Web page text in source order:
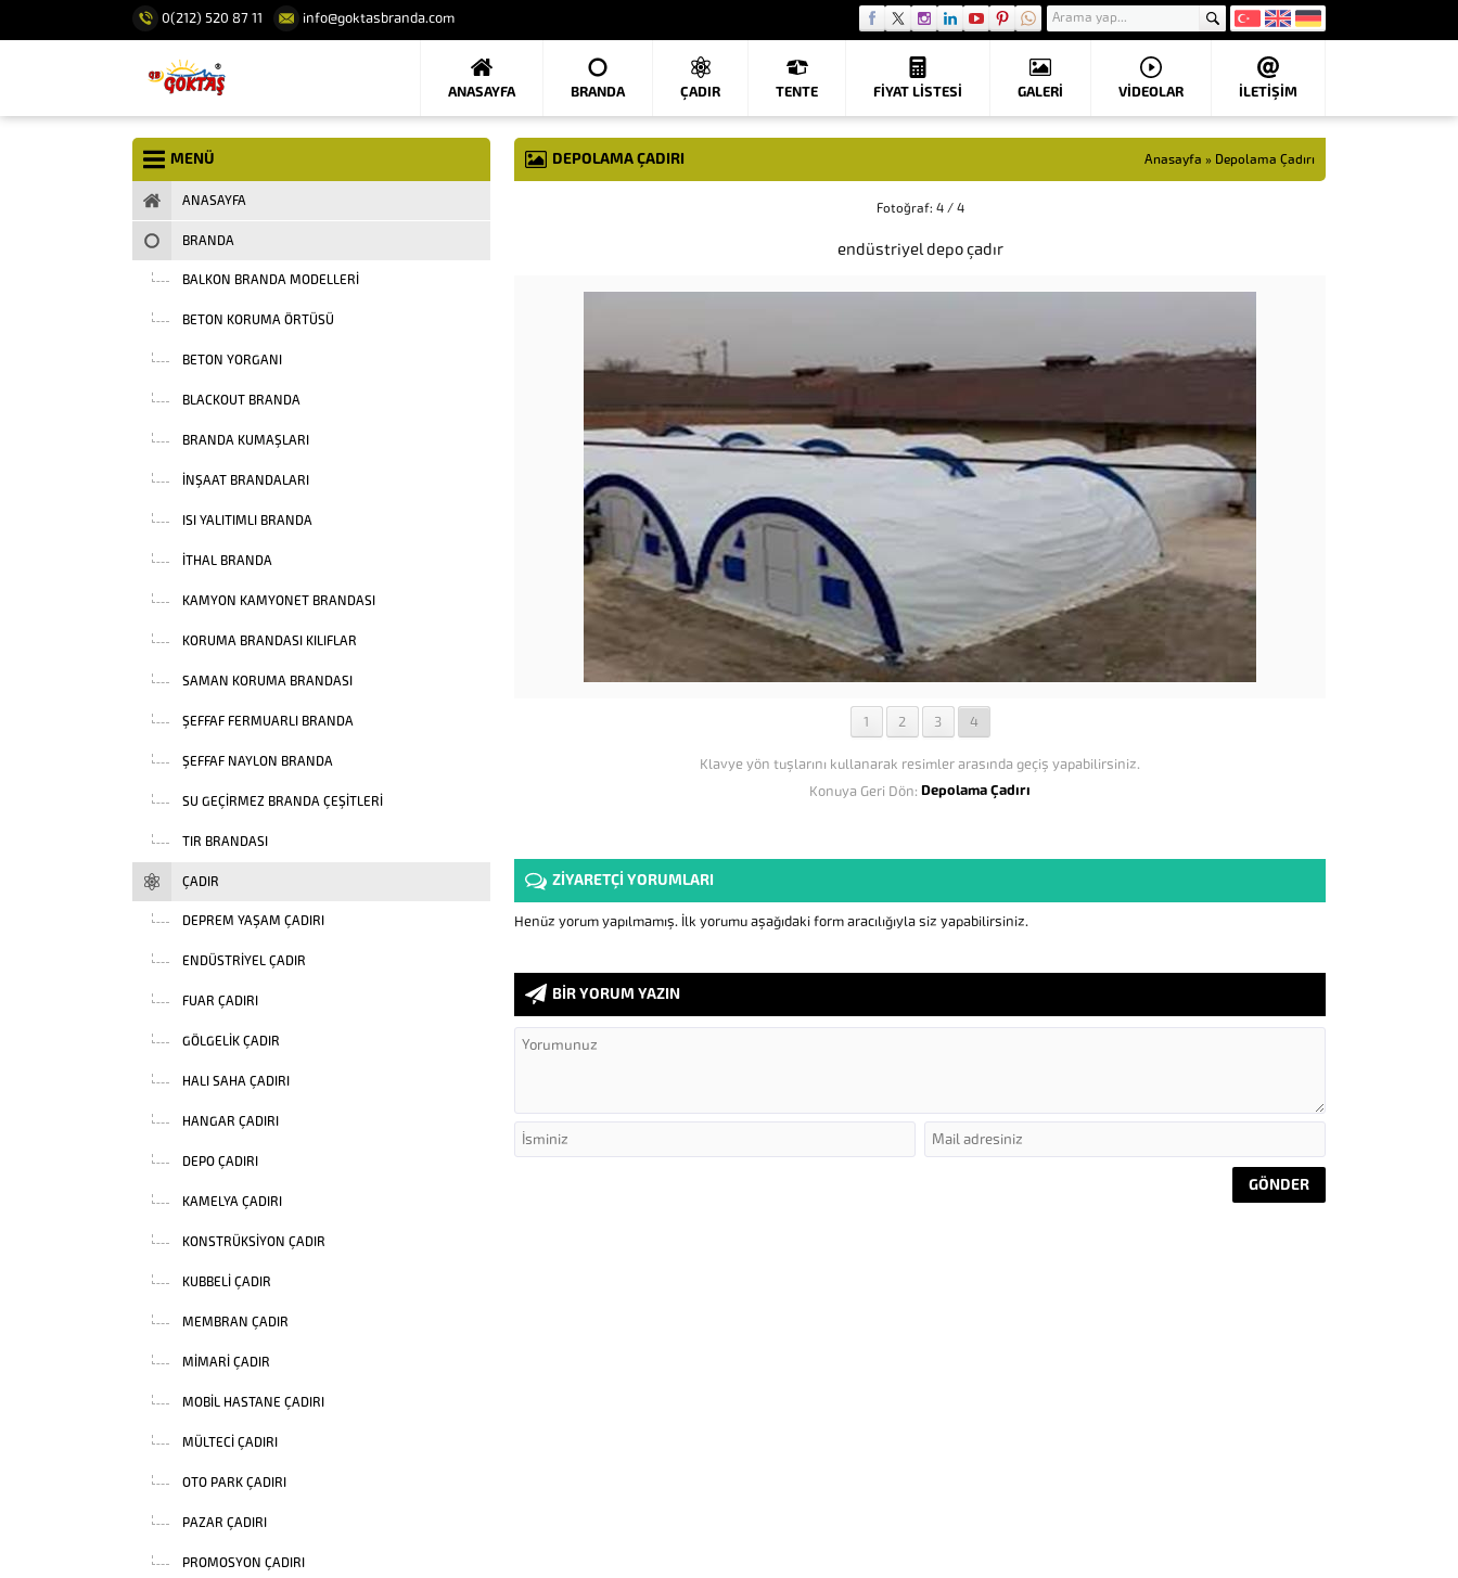
0(212) 520 87 11 info@goktasbranda.com
ANASAYFA BRANDA ÇADIR TENTE FIYAT LISTESI GALERİ VIDEOLAR İLETİŞİM
DEPOLAMA ÇADIRI Anasayfa » Depolama Çadırı
Fotoğraf: 4 / 4
endüstriyel depo çadır
1 2 3 4
Klavye yön tuşlarını kullanarak resimler arasında geçiş yapabilirsiniz.
Konuya Geri Dön: Depolama Çadırı
ZİYARETÇİ YORUMLARI
Henüz yorum yapılmamış. İlk yorumu aşağıdaki form aracılığıyla siz yapabilirsiniz.
BİR YORUM YAZIN
MENÜ
ANASAYFA
BRANDA
BALKON BRANDA MODELLERI
BETON KORUMA ÖRTÜSÜ
BETON YORGANI
BLACKOUT BRANDA
BRANDA KUMAŞLARI
INŞAAT BRANDALARI
ISI YALITIMLI BRANDA
İTHAL BRANDA
KAMYON KAMYONET BRANDASI
KORUMA BRANDASI KILIFLAR
SAMAN KORUMA BRANDASI
ŞEFFAF FERMUARLI BRANDA
ŞEFFAF NAYLON BRANDA
SU GEÇIRMEZ BRANDA ÇEŞITLERI
TIR BRANDASI
ÇADIR
DEPREM YAŞAM ÇADIRI
ENDÜSTRIYEL ÇADIR
FUAR ÇADIRI
GÖLGELIK ÇADIR
HALI SAHA ÇADIRI
HANGAR ÇADIRI
DEPO ÇADIRI
KAMELYA ÇADIRI
KONSTRÜKSIYON ÇADIR
KUBBELI ÇADIR
MEMBRAN ÇADIR
MIMARI ÇADIR
MOBIL HASTANE ÇADIRI
MÜLTECI ÇADIRI
OTO PARK ÇADIRI
PAZAR ÇADIRI
PROMOSYON ÇADIRI